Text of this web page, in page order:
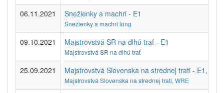
06.11.2021 Snežienky a machri - E1
Snežienky a machri long
09.10.2021 Majstrovstvá SR na dlhú trať - E1
Majstrovstvá SR na dlhú trať
25.09.2021 Majstrovstvá Slovenska na strednej trati - E1,
Majstrovstvá Slovenska na strednej trati, WRE